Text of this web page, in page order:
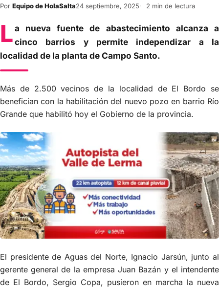
Por Equipo de HolaSalta24 septiembre, 2025 2 min de lectura
La nueva fuente de abastecimiento alcanza a
cinco barrios y permite independizar a la
localidad de la planta de Campo Santo.
Más de 2.500 vecinos de la localidad de El Bordo se
benefician con la habilitación del nuevo pozo en barrio Río
Grande que habilitó hoy el Gobierno de la provincia.
El presidente de Aguas del Norte, Ignacio Jarsún, junto al
gerente general de la empresa Juan Bazán y el intendente
de El Bordo, Sergio Copa, pusieron en marcha la nueva